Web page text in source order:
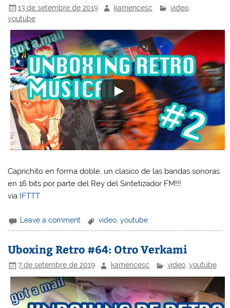
13 de setembre de 2019 kamencesc video,
youtube
Caprichito en forma doble, un clasico de las bandas sonoras
en 16 bits por parte del Rey del Sintetizador FM!!!
via IFTTT
Leave a comment video,youtube
Uboxing Retro #64: Otro Verkami
7 de setembre de 2019 kamencesc video, youtube